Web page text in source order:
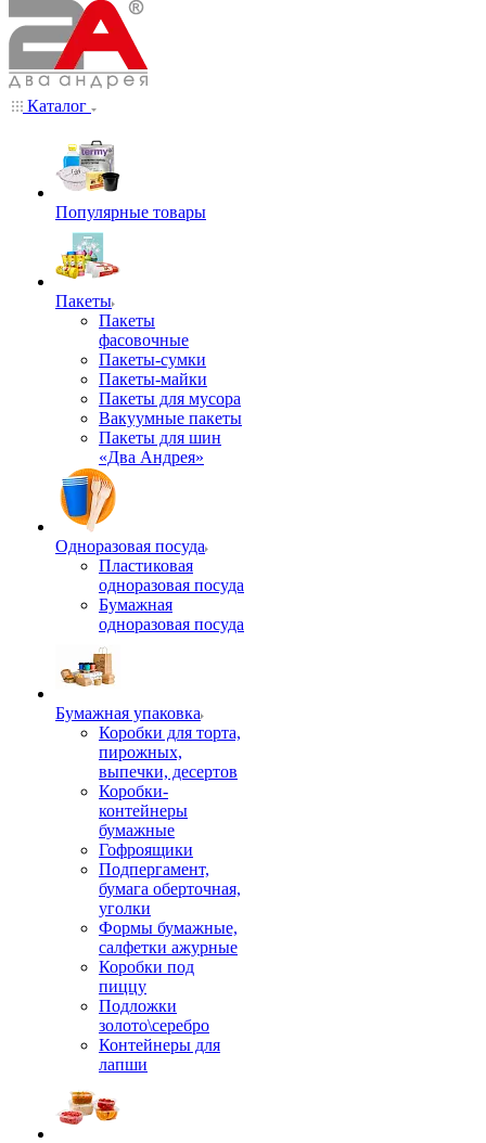
Каталог
Популярные товары
Пакеты
Пакеты
фасовочные
Пакеты-сумки
Пакеты-майки
Пакеты для мусора
Вакуумные пакеты
Пакеты для шин
«Два Андрея»
Одноразовая посуда
Пластиковая
одноразовая посуда
Бумажная
одноразовая посуда
Бумажная упаковка
Коробки для торта,
пирожных,
выпечки, десертов
Коробки-
контейнеры
бумажные
Гофроящики
Подпергамент,
бумага оберточная,
уголки
Формы бумажные,
салфетки ажурные
Коробки под
пиццу
Подложки
золото\серебро
Контейнеры для
лапши